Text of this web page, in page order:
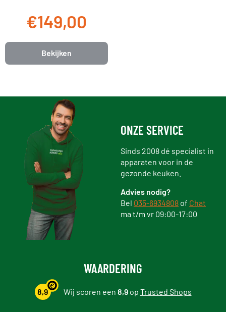
€149,00
Bekijken
ONZE SERVICE
Sinds 2008 dé specialist in
apparaten voor in de
gezonde keuken.
Advies nodig?
Bel 035-6934808 of Chat
ma t/m vr 09:00-17:00
WAARDERING
8,9 Wij scoren een 8,9op Trusted Shops